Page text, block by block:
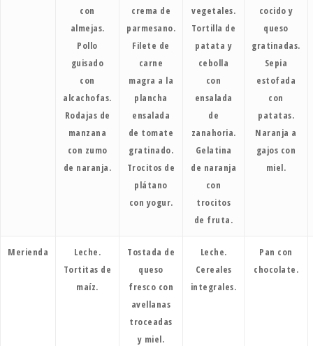
con
almejas.
Pollo
guisado
con
alcachofas.
Rodajas de
manzana
con zumo
de naranja.
crema de
parmesano.
Filete de
carne
magra a la
plancha
ensalada
de tomate
gratinado.
Trocitos de
plátano
con yogur.
vegetales.
Tortilla de
patata y
cebolla
con
ensalada
de
zanahoria.
Gelatina
de naranja
con
trocitos
de fruta.
cocido y
queso
gratinadas.
Sepia
estofada
con
patatas.
Naranja a
gajos con
miel.
Merienda
Leche.
Tortitas de
maíz.
Tostada de
queso
fresco con
avellanas
troceadas
y miel.
Leche.
Cereales
integrales.
Pan con
chocolate.